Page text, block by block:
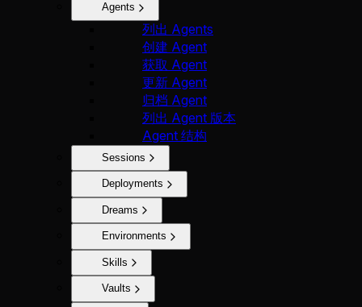
Agents
列出 Agents
创建 Agent
获取 Agent
更新 Agent
归档 Agent
列出 Agent 版本
Agent 结构
Sessions
Deployments
Dreams
Environments
Skills
Vaults